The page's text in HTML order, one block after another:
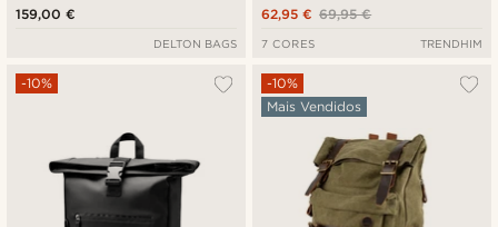
159,00 €
DELTON BAGS
69,95 €
62,95 €
7 CORES TRENDHIM
-10%
-10%
Mais Vendidos